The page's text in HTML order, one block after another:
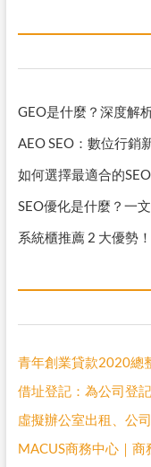
GEO是什麼？深度解
AEO SEO：數位行銷
如何選擇最適合的
SEO優化是什麼？一
系統櫃推薦 2 大優勢
青年創業貸款2020總
借址登記：為公司登
虛擬辦公室出租、公
MACUS商務中心｜